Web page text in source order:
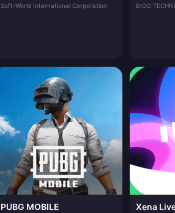
Soft-World International Corporation BIGO
PUBG MOBILE Xena